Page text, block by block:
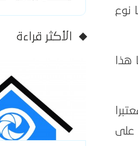
نوع
1967 وحتى يومنا هذا
على
الأكثر قراءة